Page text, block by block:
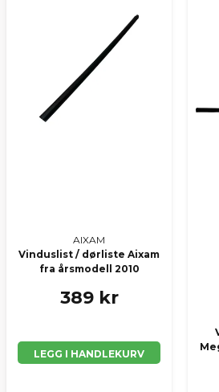
AIXAM
Vinduslist / dørliste Aixam
fra årsmodell 2010
389 kr
LEGG I HANDLEKURV